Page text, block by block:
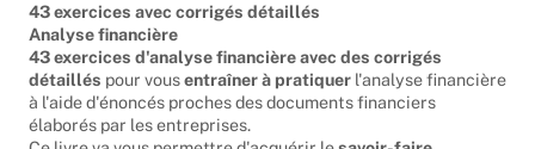
43 exercices avec corrigés détaillés
Analyse financière
43 exercices d'analyse financière avec des corrigés
détaillés pour vousentraîner à pratiquer l'analyse financière
à l'aide d'énoncés proches des documents financiers
élaborés par les entreprises.